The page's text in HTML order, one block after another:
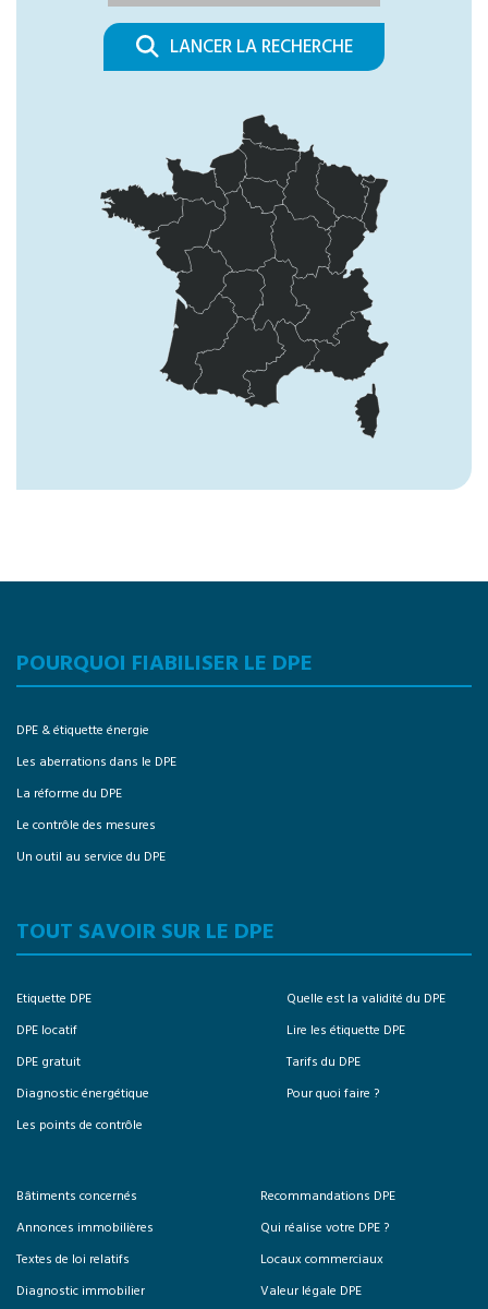
LANCER LA RECHERCHE
POURQUOI FIABILISER LE DPE
DPE & étiquette énergie
Les aberrations dans le DPE
La réforme du DPE
Le contrôle des mesures
Un outil au service du DPE
TOUT SAVOIR SUR LE DPE
Etiquette DPE
DPE locatif
DPE gratuit
Diagnostic énergétique
Les points de contrôle
Quelle est la validité du DPE
Lire les étiquette DPE
Tarifs du DPE
Pour quoi faire ?
Bâtiments concernés
Annonces immobilières
Textes de loi relatifs
Diagnostic immobilier
Recommandations DPE
Qui réalise votre DPE ?
Locaux commerciaux
Valeur légale DPE